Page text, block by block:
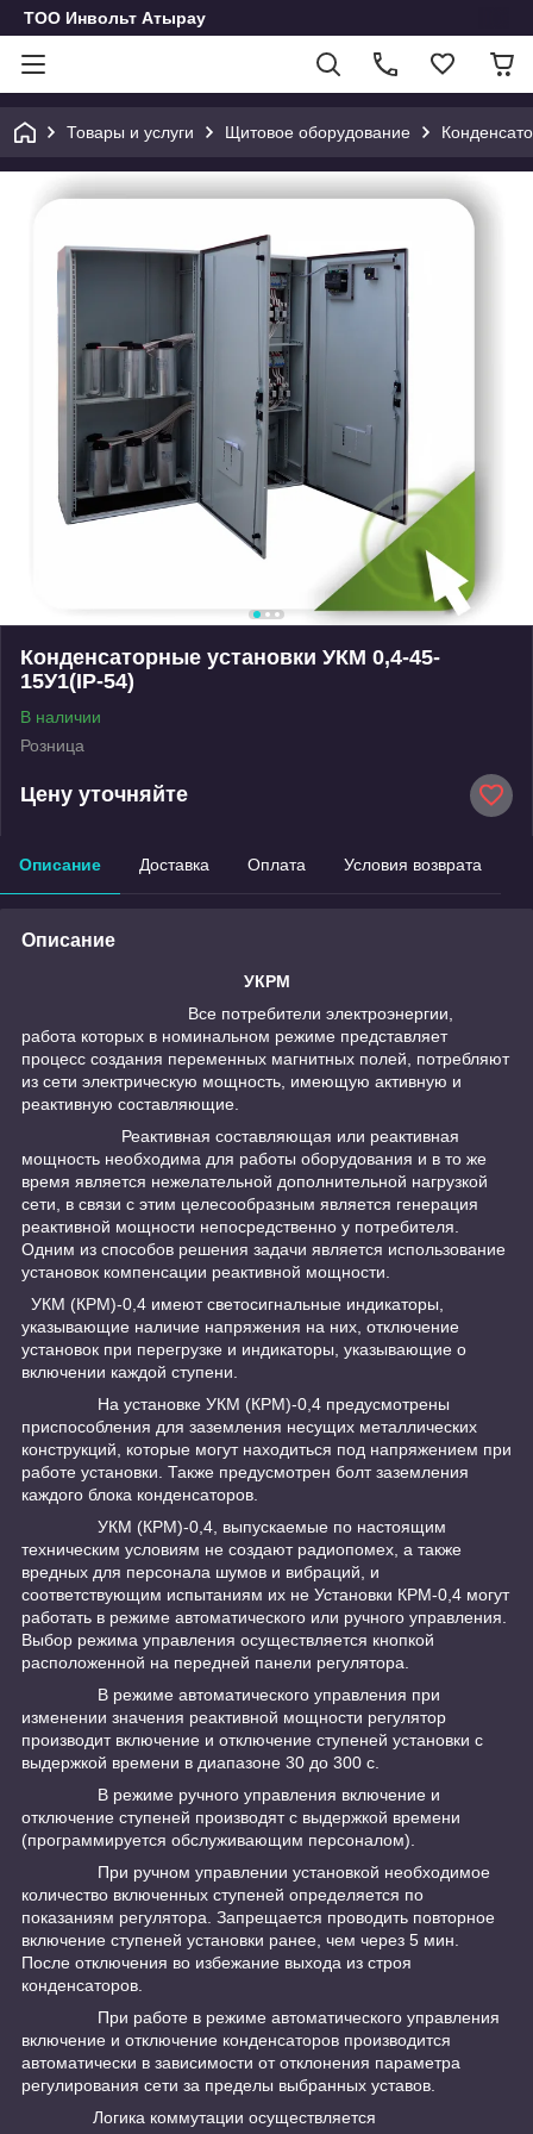
ТОО Инвольт Атырау
Товары и услуги Щитовое оборудование
Конденсаторные установки УКМ 0,4-45-
15У1(IP-54)
В наличии
Розница
Цену уточняйте
Описание Доставка Оплата Условия возврата
Описание
УКРМ
Все потребители электроэнергии,
работа которых в номинальном режиме представляет
процесс создания переменных магнитных полей, потребляют
из сети электрическую мощность, имеющую активную и
реактивную составляющие.
Реактивная составляющая или реактивная
мощность необходима для работы оборудования и в то же
время является нежелательной дополнительной нагрузкой
сети, в связи с этим целесообразным является генерация
реактивной мощности непосредственно у потребителя.
Одним из способов решения задачи является использование
установок компенсации реактивной мощности.
УКМ (КРМ)-0,4 имеют светосигнальные индикаторы,
указывающие наличие напряжения на них, отключение
установок при перегрузке и индикаторы, указывающие о
включении каждой ступени.
На установке УКМ (КРМ)-0,4 предусмотрены
приспособления для заземления несущих металлических
конструкций, которые могут находиться под напряжением при
работе установки. Также предусмотрен болт заземления
каждого блока конденсаторов.
УКМ (КРМ)-0,4, выпускаемые по настоящим
техническим условиям не создают радиопомех, а также
вредных для персонала шумов и вибраций, и
соответствующим испытаниям их не Установки КРМ-0,4 могут
работать в режиме автоматического или ручного управления.
Выбор режима управления осуществляется кнопкой
расположенной на передней панели регулятора.
В режиме автоматического управления при
изменении значения реактивной мощности регулятор
производит включение и отключение ступеней установки с
выдержкой времени в диапазоне 30 до 300 с.
В режиме ручного управления включение и
отключение ступеней производят с выдержкой времени
(программируется обслуживающим персоналом).
При ручном управлении установкой необходимое
количество включенных ступеней определяется по
показаниям регулятора. Запрещается проводить повторное
включение ступеней установки ранее, чем через 5 мин.
После отключения во избежание выхода из строя
конденсаторов.
При работе в режиме автоматического управления
включение и отключение конденсаторов производится
автоматически в зависимости от отклонения параметра
регулирования сети за пределы выбранных уставов.
Логика коммутации осуществляется